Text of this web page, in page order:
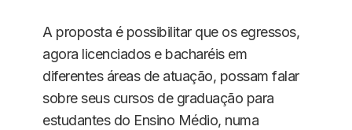
A proposta é possibilitar que os egressos,
agora licenciados e bacharéis em
diferentes áreas de atuação, possam falar
sobre seus cursos de graduação para
estudantes do Ensino Médio, numa